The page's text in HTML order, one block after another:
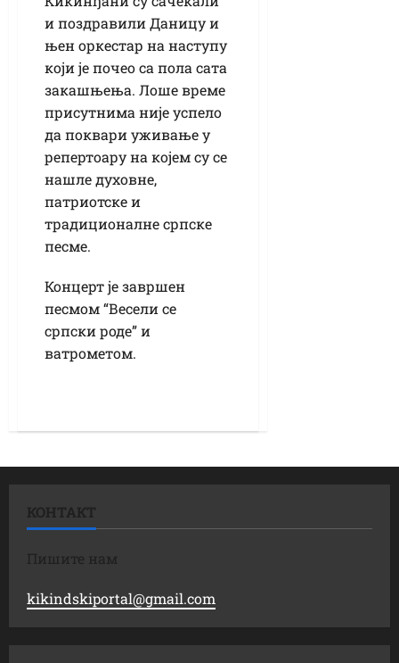
и поздравили Даницу и
њен оркестар на наступу
који је почео са пола сата
закашњења. Лоше време
присутнима није успело
да поквари уживање у
репертоару на којем су се
нашле духовне,
патриотске и
традиционалне српске
песме.
Концерт је завршен
песмом “Весели се
српски роде” и
ватрометом.
КОНТАКТ
Пишите нам
kikindskiportal@gmail.com